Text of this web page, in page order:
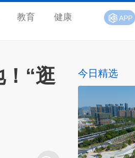
教育 健康
APP
“逛
今日精选